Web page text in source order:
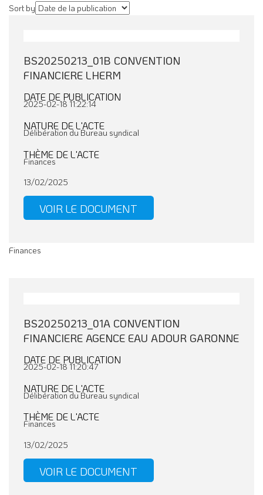
Sort by
BS20250213_01B CONVENTION
FINANCIERE LHERM
DATE DE PUBLICATION
2025-02-18 11:22:14
NATURE DE L'ACTE
Délibération du Bureau syndical
THÈME DE L'ACTE
Finances
13/02/2025
VOIR LE DOCUMENT
Finances
BS20250213_01A CONVENTION
FINANCIERE AGENCE EAU ADOUR GARONNE
DATE DE PUBLICATION
2025-02-18 11:20:47
NATURE DE L'ACTE
Délibération du Bureau syndical
THÈME DE L'ACTE
Finances
13/02/2025
VOIR LE DOCUMENT